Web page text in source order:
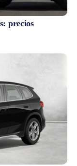
precios